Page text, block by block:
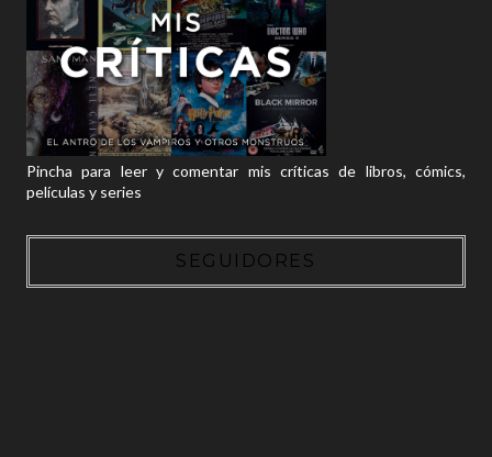
Pincha para leer y comentar mis críticas de libros, cómics,
películas y series
SEGUIDORES